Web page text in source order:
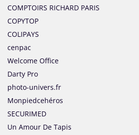
COMPTOIRS RICHARD PARIS
COPYTOP
COLIPAYS
cenpac
Welcome Office
Darty Pro
photo-univers.fr
Monpiedcehéros
SECURIMED
Un Amour De Tapis